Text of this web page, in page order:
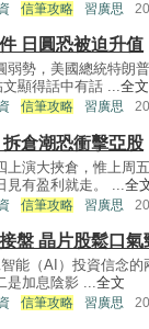
信筆攻略 習廣思
日圓恐被迫升值
弱勢，美國總統特朗
顯得話中有話 ...全文
信筆攻略 習廣思
倉潮恐衝擊亞股
上演大挾倉，惟上周
見有盈利就走。 ... 全
信筆攻略 習廣思
盤 晶片股鬆口氣
能（AI）投資信念
是加息陰影 ...全文
信筆攻略 習廣思